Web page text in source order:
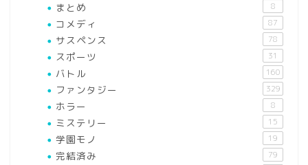
まとめ 8
コメディ 87
サスペンス 78
スポーツ 31
バトル 160
ファンタジー 329
ホラー 8
ミステリー 15
学園モノ 19
完結済み 79